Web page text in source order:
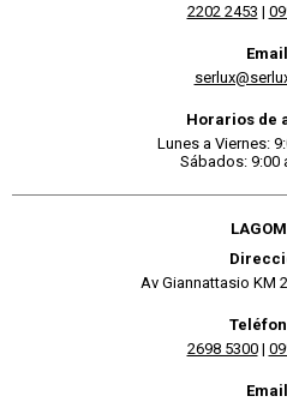
2202 2453 |
Horarios de
Lunes a Viernes:
Sábados: 9:00
Av Giannattasio KM
2698 5300|